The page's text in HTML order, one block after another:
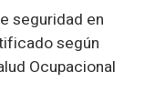
seguridad en
según
Ocupacional